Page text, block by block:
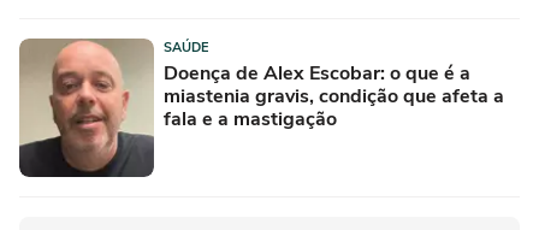
SAÚDE
Doença de Alex Escobar: o que é a
miastenia gravis, condição que afeta a
fala e a mastigação